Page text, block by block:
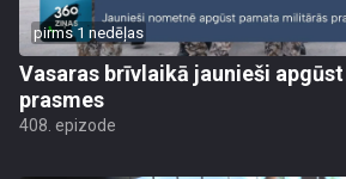
pirms 1 nedēļas
Vasaras brīvlaikā jaunieši
prasmes
408. epizode